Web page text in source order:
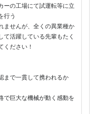
ーの工場にて試運転等に立
行う
ませんが、全くの異業種か
て活躍している先輩もたく
ください！
まで一貫して携われるか
で巨大な機械が動く感動を